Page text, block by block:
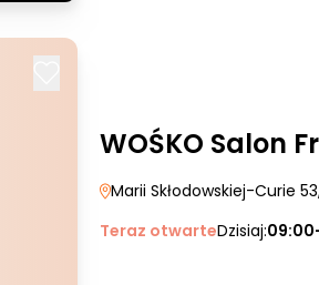
WOŚKO Salon
Marii Skłodowskiej-Curie 53
Teraz otwarteDzisiaj: